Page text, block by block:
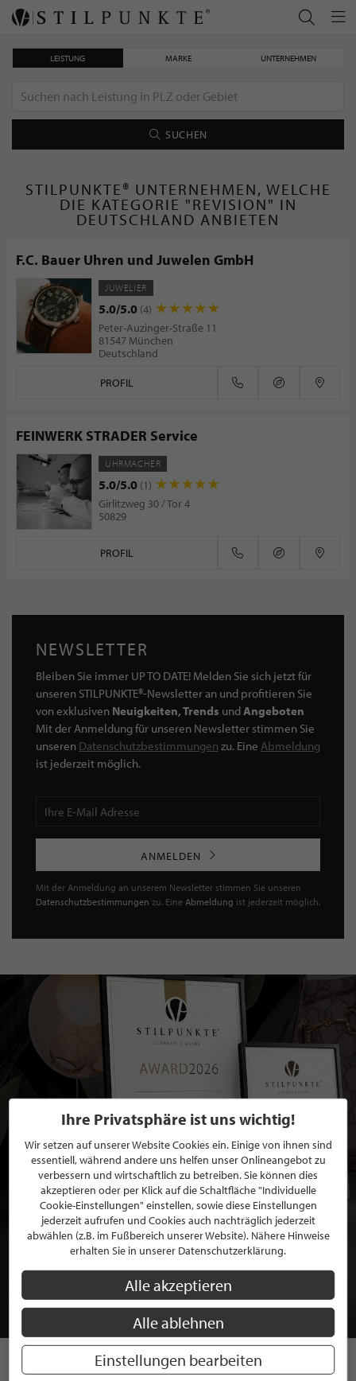
LEISTUNG MARKE UNTERNEHMEN
SUCHEN
STILPUNKTE® UNTERNEHMEN, WELCHE
DIE KATEGORIE "REVISION" IN
DEUTSCHLAND ANBIETEN
F.C. Bauer Uhren und Juwelen GmbH
JUWELIER
5.0/5.0 (4)
Peter-Auzinger-Straße 11
81547 München
Deutschland
PROFIL
FEINWERK STRADER Service
UHRMACHER
5.0/5.0 (1)
Girlitzweg 30 / Tor 4
50829
PROFIL
NEWSLETTER
Bleiben Sie immer UP TO DATE! Melden Sie sich jetzt für
unseren STILPUNKTE®-Newsletter an und profitieren Sie
von exklusiven Neuigkeiten, Trends undAngeboten
Mit der Anmeldung für unseren Newsletter stimmen Sie
unseren Datenschutzbestimmungen zu. Eine Abmeldung
ist jederzeit möglich.
ANMELDEN
Mit der Anmeldung an unserem Newsletter stimmen Sie unseren
Datenschutzbestimmungen zu. Eine Abmeldung ist jederzeit möglich.
BEWERBEN SIE SICH FÜR EINE GRATIS
MITGLIEDSCHAFT BEI STILPUNKTE®
JETZT GRATIS BEWERBEN
Ihre Privatsphäre ist uns wichtig!
Wir setzen auf unserer Website Cookies ein. Einige von ihnen sind
essentiell, während andere uns helfen unser Onlineangebot zu
verbessern und wirtschaftlich zu betreiben. Sie können dies
akzeptieren oder per Klick auf die Schaltfläche "Individuelle
Cookie-Einstellungen" einstellen, sowie diese Einstellungen
jederzeit aufrufen und Cookies auch nachträglich jederzeit
abwählen (z.B. im Fußbereich unserer Website). Nähere Hinweise
erhalten Sie in unserer Datenschutzerklärung.
Alle akzeptieren
Alle ablehnen
Einstellungen bearbeiten